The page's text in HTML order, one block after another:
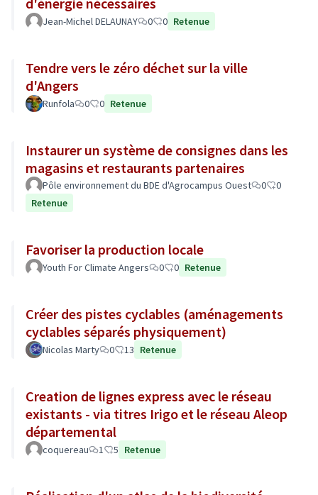
Jean-Michel DELAUNAY 0 0 Retenue
Tendre vers le zéro déchet sur la ville
d'Angers
Runfola 0 0 Retenue
Instaurer un système de consignes dans les
magasins et restaurants partenaires
Pôle environnement du BDE d'Agrocampus Ouest 0
0
Retenue
Favoriser la production locale
Youth For Climate Angers 0 0 Retenue
Créer des pistes cyclables (aménagements
cyclables séparés physiquement)
Nicolas Marty 0 13 Retenue
Creation de lignes express avec le réseau
existants - via titres Irigo et le réseau Aleop
départemental
coquereau 1 5 Retenue